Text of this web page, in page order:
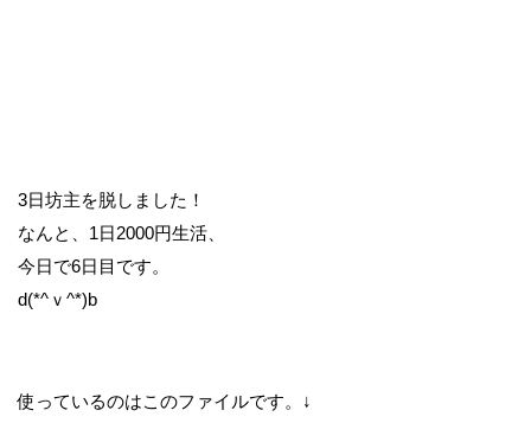
3日坊主を脱しました！
なんと、1日2000円生活、
今日で6日目です。
d(*^ｖ^*)b
使っているのはこのファイルです。↓